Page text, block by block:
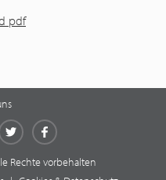
pdf
Rechte vorbehalten